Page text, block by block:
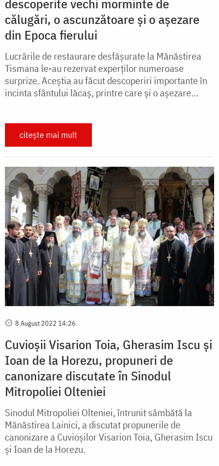
descoperite vechi morminte de
călugări, o ascunzătoare și o așezare
din Epoca fierului
Lucrările de restaurare desfășurate la Mănăstirea
Tismana le-au rezervat experților numeroase
surprize. Aceștia au făcut descoperiri importante în
incinta sfântului lăcaș, printre care și o așezare...
citește mai mult
8 August 2022 14:26
Cuvioșii Visarion Toia, Gherasim Iscu şi
Ioan de la Horezu, propuneri de
canonizare discutate în Sinodul
Mitropoliei Olteniei
Sinodul Mitropoliei Olteniei, întrunit sâmbătă la
Mănăstirea Lainici, a discutat propunerile de
canonizare a Cuvioșilor Visarion Toia, Gherasim Iscu
şi Ioan de la Horezu.